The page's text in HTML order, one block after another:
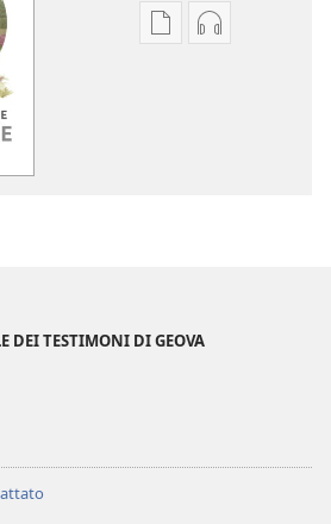
Opzioni
Corso
Opzioni
DEI TESTIMONI DI GEOVA